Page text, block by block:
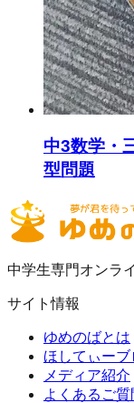
中3数学・
型問題
中学生専門オンラ
サイト情報
ゆめのばとは
ほしてぃーブ
メディア紹介
よくあるご質